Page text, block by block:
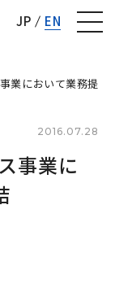
JP EN
業において業務提携
2016.07.28
事業に